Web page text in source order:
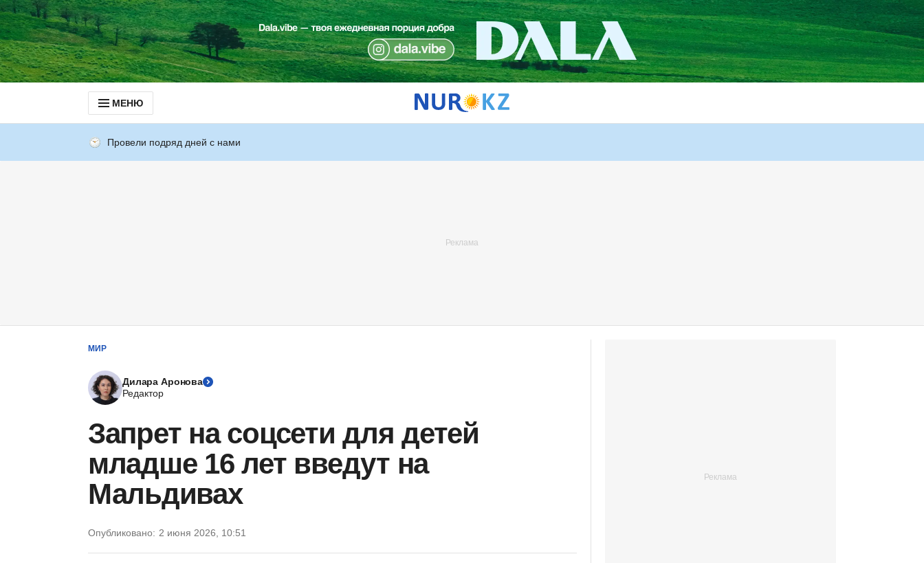
МЕНЮ
Провели подряд дней с нами
МИР
Дилара Аронова
Редактор
Запрет на соцсети для детей
младше 16 лет введут на
Мальдивах
Опубликовано: 2 июня 2026, 10:51